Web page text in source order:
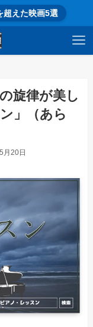
超えた映画5選
旋律が美し
」（あら
月20日